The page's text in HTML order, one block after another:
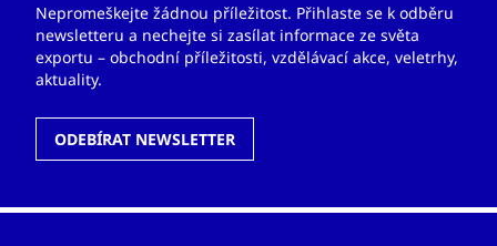
Nepromeškejte žádnou příležitost. Přihlaste se k odběru
newsletteru a nechejte si zasílat informace ze světa
exportu – obchodní příležitosti, vzdělávací akce, veletrhy,
aktuality.
ODEBÍRAT NEWSLETTER